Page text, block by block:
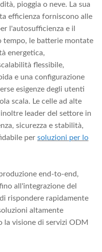
pioggia o neve. La sua
efficienza forniscono alle
l'autosufficienza e il
tempo, le batterie montate
energetica,
flessibile,
e una configurazione
esigenze degli utenti
scala. Le celle ad alte
leader del settore in
sicurezza e stabilità,
per soluzioni per lo
end-to-end,
all'integrazione del
rispondere rapidamente
altamente
la visione di servizi ODM